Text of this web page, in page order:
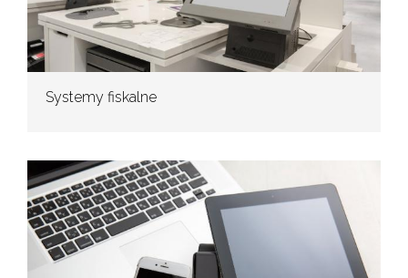
Systemy fiskalne